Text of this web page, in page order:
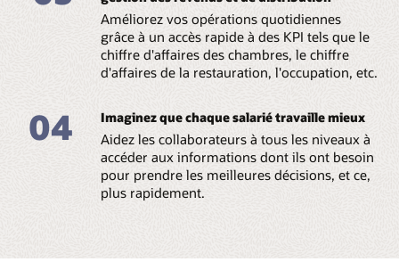
Améliorez vos opérations quotidiennes
grâce à un accès rapide à des KPI tels que le
chiffre d'affaires des chambres, le chiffre
d'affaires de la restauration, l'occupation, etc.
04 Imaginez que chaque salarié travaille mieux
Aidez les collaborateurs à tous les niveaux à
accéder aux informations dont ils ont besoin
pour prendre les meilleures décisions, et ce,
plus rapidement.